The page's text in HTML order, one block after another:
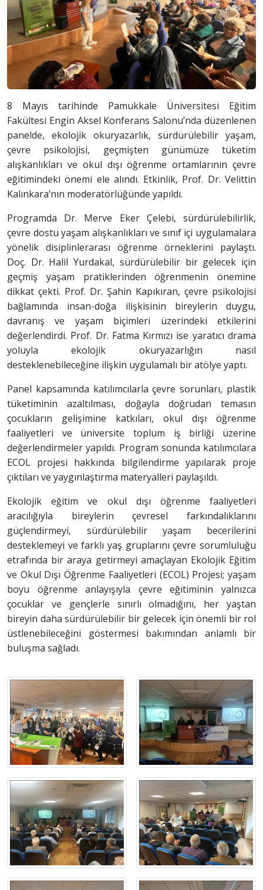
8 Mayıs tarihinde Pamukkale Üniversitesi Eğitim
Fakültesi Engin Aksel Konferans Salonu’nda düzenlenen
panelde, ekolojik okuryazarlık, sürdürülebilir yaşam,
çevre psikolojisi, geçmişten günümüze tüketim
alışkanlıkları ve okul dışı öğrenme ortamlarının çevre
eğitimindeki önemi ele alındı. Etkinlik, Prof. Dr. Velittin
Kalınkara’nın moderatörlüğünde yapıldı.
Programda Dr. Merve Eker Çelebi, sürdürülebilirlik,
çevre dostu yaşam alışkanlıkları ve sınıf içi uygulamalara
yönelik disiplinlerarası öğrenme örneklerini paylaştı.
Doç. Dr. Halil Yurdakal, sürdürülebilir bir gelecek için
geçmiş yaşam pratiklerinden öğrenmenin önemine
dikkat çekti. Prof. Dr. Şahin Kapıkıran, çevre psikolojisi
bağlamında insan-doğa ilişkisinin bireylerin duygu,
davranış ve yaşam biçimleri üzerindeki etkilerini
değerlendirdi. Prof. Dr. Fatma Kırmızı ise yaratıcı drama
yoluyla ekolojik okuryazarlığın nasıl
desteklenebileceğine ilişkin uygulamalı bir atölye yaptı.
Panel kapsamında katılımcılarla çevre sorunları, plastik
tüketiminin azaltılması, doğayla doğrudan temasın
çocukların gelişimine katkıları, okul dışı öğrenme
faaliyetleri ve üniversite toplum iş birliği üzerine
değerlendirmeler yapıldı. Program sonunda katılımcılara
ECOL projesi hakkında bilgilendirme yapılarak proje
çıktıları ve yaygınlaştırma materyalleri paylaşıldı.
Ekolojik eğitim ve okul dışı öğrenme faaliyetleri
aracılığıyla bireylerin çevresel farkındalıklarını
güçlendirmeyi, sürdürülebilir yaşam becerilerini
desteklemeyi ve farklı yaş gruplarını çevre sorumluluğu
etrafında bir araya getirmeyi amaçlayan Ekolojik Eğitim
ve Okul Dışı Öğrenme Faaliyetleri (ECOL) Projesi; yaşam
boyu öğrenme anlayışıyla çevre eğitiminin yalnızca
çocuklar ve gençlerle sınırlı olmadığını, her yaştan
bireyin daha sürdürülebilir bir gelecek için önemli bir rol
üstlenebileceğini göstermesi bakımından anlamlı bir
buluşma sağladı.